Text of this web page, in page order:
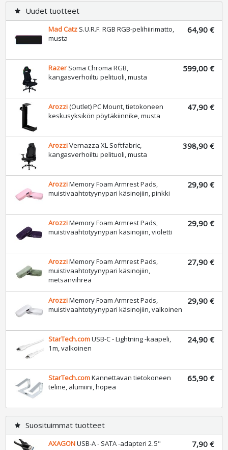
star Uudet tuotteet
Mad CatzS.U.R.F. RGB RGB-pelihiirimatto,
musta
64,90 €
RazerSoma Chroma RGB,
kangasverhoiltu pelituoli, musta
599,00 €
Arozzi(Outlet) PC Mount, tietokoneen
keskusyksikön pöytäkiinnike, musta
47,90 €
ArozziVernazza XL Softfabric,
kangasverhoiltu pelituoli, musta
398,90 €
ArozziMemory Foam Armrest Pads,
muistivaahtotyynypari käsinojiin, pinkki
29,90 €
ArozziMemory Foam Armrest Pads,
muistivaahtotyynypari käsinojiin, violetti
29,90 €
ArozziMemory Foam Armrest Pads,
muistivaahtotyynypari käsinojiin,
metsänvihreä
27,90 €
ArozziMemory Foam Armrest Pads,
muistivaahtotyynypari käsinojiin, valkoinen
29,90 €
StarTech.comUSB-C - Lightning -kaapeli,
1m, valkoinen
24,90 €
StarTech.comKannettavan tietokoneen
teline, alumiini, hopea
65,90 €
star Suosituimmat tuotteet
AXAGONUSB-A - SATA -adapteri 2.5"
7,90 €